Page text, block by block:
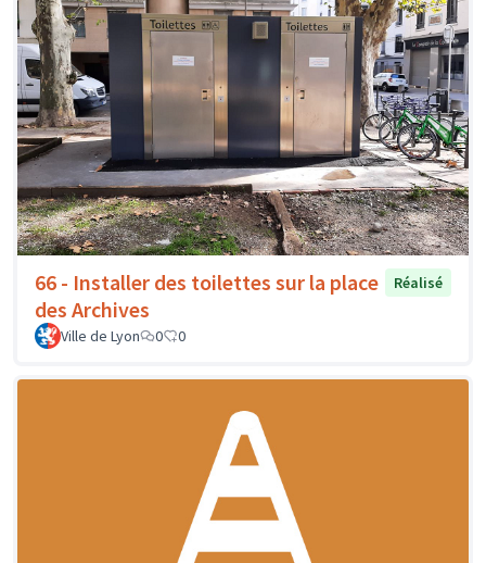
66 - Installer des toilettes sur la place
des Archives
Réalisé
Ville de Lyon 0 0